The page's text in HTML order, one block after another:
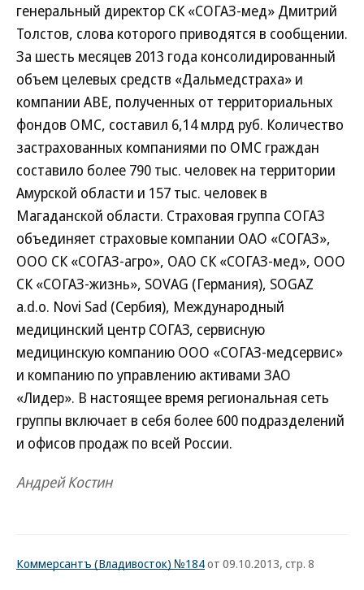
генеральный директор СК «СОГАЗ-мед» Дмитрий
Толстов, слова которого приводятся в сообщении.
За шесть месяцев 2013 года консолидированный
объем целевых средств «Дальмедстраха» и
компании АВЕ, полученных от территориальных
фондов ОМС, составил 6,14 млрд руб. Количество
застрахованных компаниями по ОМС граждан
составило более 790 тыс. человек на территории
Амурской области и 157 тыс. человек в
Магаданской области. Страховая группа СОГАЗ
объединяет страховые компании ОАО «СОГАЗ»,
ООО СК «СОГАЗ-агро», ОАО СК «СОГАЗ-мед», ООО
СК «СОГАЗ-жизнь», SOVAG (Германия), SOGAZ
a.d.o. Novi Sad (Сербия), Международный
медицинский центр СОГАЗ, сервисную
медицинскую компанию ООО «СОГАЗ-медсервис»
и компанию по управлению активами ЗАО
«Лидер». В настоящее время региональная сеть
группы включает в себя более 600 подразделений
и офисов продаж по всей России.
Андрей Костин
Коммерсантъ (Владивосток) №184от 09.10.2013, стр. 8